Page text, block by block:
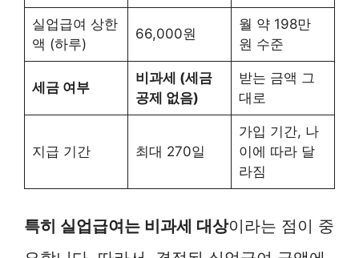
실업급여 상한
액 (하루)
66,000원
월 약 198만
원 수준
세금 여부
비과세 (세금
공제 없음)
받는 금액 그
대로
지급 기간 최대 270일
가입 기간, 나
이에 따라 달
라짐
특히 실업급여는 비과세 대상이라는 점이 중